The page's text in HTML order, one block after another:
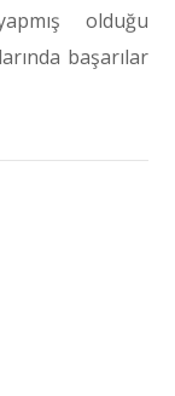
olduğu
başarılar